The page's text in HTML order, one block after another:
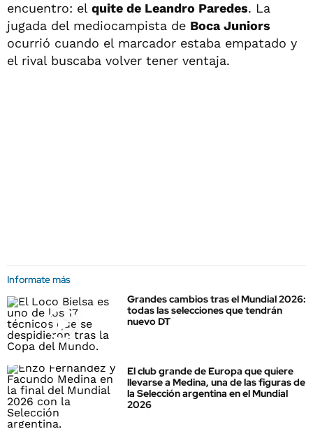
encuentro: el quite de Leandro Paredes. La
jugada del mediocampista de Boca Juniors
ocurrió cuando el marcador estaba empatado y
el rival buscaba volver tener ventaja.
Informate más
Grandes cambios tras el Mundial 2026:
todas las selecciones que tendrán
nuevo DT
El club grande de Europa que quiere
llevarse a Medina, una de las figuras de
la Selección argentina en el Mundial
2026